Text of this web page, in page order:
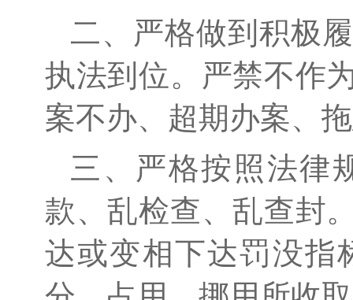
二、严格做到积极
执法到位。严禁不作
案不办、超期办案、
三、严格按照法律
款、乱检查、乱查封
达或变相下达罚没指